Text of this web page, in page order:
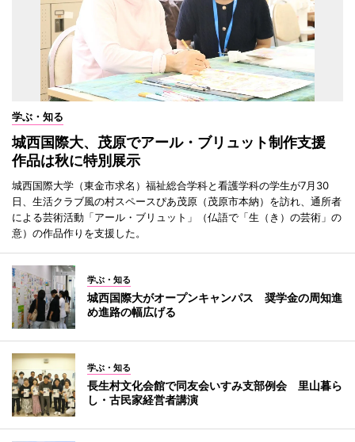
学ぶ・知る
城西国際大、茂原でアール・ブリュット制作支援
作品は秋に特別展示
城西国際大学（東金市求名）福祉総合学科と看護学科の学生が7月30
日、生活クラブ風の村スペースぴあ茂原（茂原市本納）を訪れ、通所者
による芸術活動「アール・ブリュット」（仏語で「生（き）の芸術」の
意）の作品作りを支援した。
学ぶ・知る
城西国際大がオープンキャンパス 奨学金の周知進
め進路の幅広げる
学ぶ・知る
長生村文化会館で同友会いすみ支部例会 里山暮ら
し・古民家経営者講演